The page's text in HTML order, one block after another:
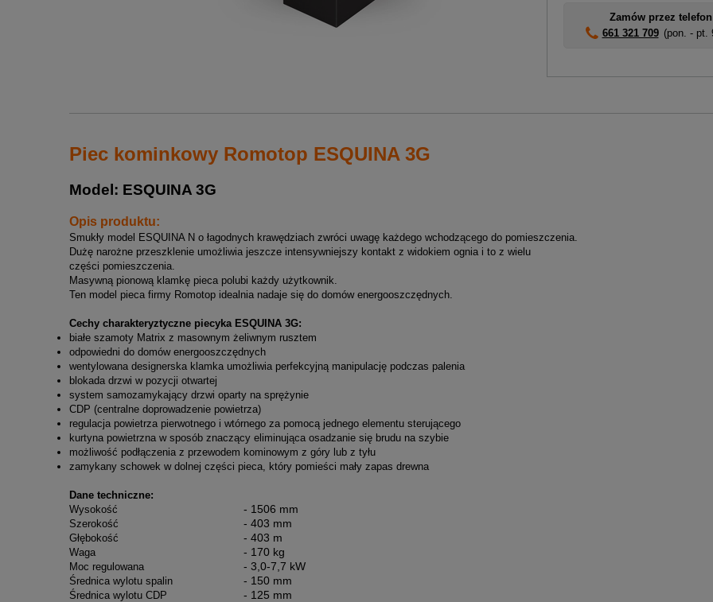
Zamów przez
661 321 709 (pon. - pt.
Piec kominkowy Romotop ESQUINA 3G
Model: ESQUINA 3G
Opis produktu:
Smukły model ESQUINA N o łagodnych krawędziach zwróci uwagę każdego wchodzącego do pomieszczenia.
Dużę narożne przeszklenie umożliwia jeszcze intensywniejszy kontakt z widokiem ognia i to z wielu
części pomieszczenia.
Masywną pionową klamkę pieca polubi każdy użytkownik.
Ten model pieca firmy Romotop idealnia nadaje się do domów energooszczędnych.
Cechy charakteryztyczne piecyka ESQUINA 3G:
białe szamoty Matrix z masownym żeliwnym rusztem
odpowiedni do domów energooszczędnych
wentylowana designerska klamka umożliwia perfekcyjną manipulację podczas palenia
blokada drzwi w pozycji otwartej
system samozamykający drzwi oparty na sprężynie
CDP (centralne doprowadzenie powietrza)
regulacja powietrza pierwotnego i wtórnego za pomocą jednego elementu sterującego
kurtyna powietrzna w sposób znaczący eliminująca osadzanie się brudu na szybie
możliwość podłączenia z przewodem kominowym z góry lub z tyłu
zamykany schowek w dolnej części pieca, który pomieści mały zapas drewna
Dane techniczne:
Wysokość
- 1506 mm
Szerokość - 403 mm
Głębokość - 403 m
Waga - 170 kg
Moc regulowana - 3,0-7,7 kW
Średnica wylotu spalin - 150 mm
Średnica wylotu CDP - 125 mm